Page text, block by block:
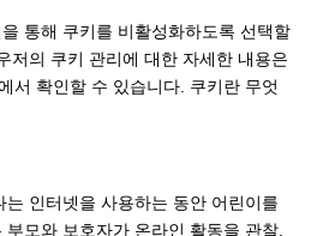
통해 쿠키를 비활성화하도록 선택할
저의 쿠키 관리에 대한 자세한 내용은
서 확인할 수 있습니다. 쿠키란 무엇
인터넷을 사용하는 동안 어린이를
모와 보호자가 온라인 활동을 관찰,